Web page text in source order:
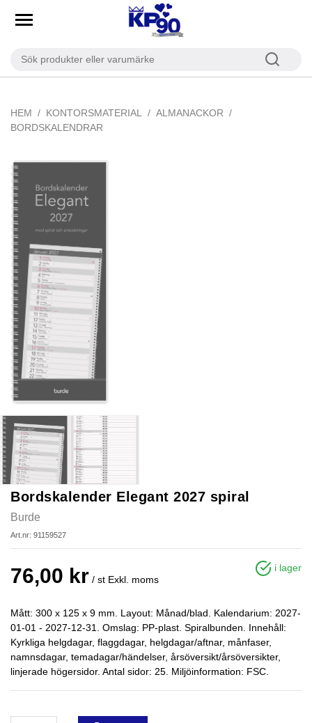
HEM KONTORSMATERIAL
ALMANACKOR
BORDSKALENDRAR
Bordskalender Elegant 2027 spiral
Burde
Art.nr: 91159527
76,00 kr / st Exkl. moms
i lager
Mått: 300 x 125 x 9 mm. Layout: Månad/blad. Kalendarium: 2027-
01-01 - 2027-12-31. Omslag: PP-plast. Spiralbunden. Innehåll:
Kyrkliga helgdagar, flaggdagar, helgdagar/aftnar, månfaser,
namnsdagar, temadagar/händelser, årsöversikt/årsöversikter,
linjerade högersidor. Antal sidor: 25. Miljöinformation: FSC.